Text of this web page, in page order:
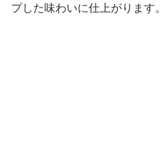
プした味わいに仕上がります。